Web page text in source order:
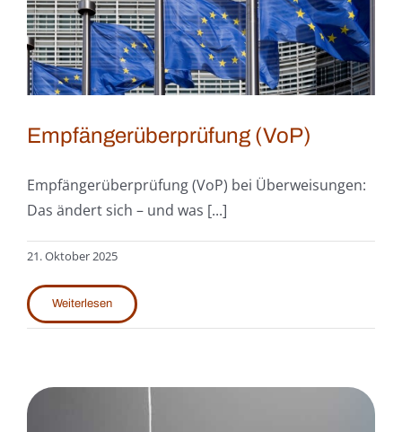
Empfängerüberprüfung (VoP)
Empfängerüberprüfung (VoP) bei Überweisungen:
Das ändert sich – und was [...]
21. Oktober 2025
Weiterlesen